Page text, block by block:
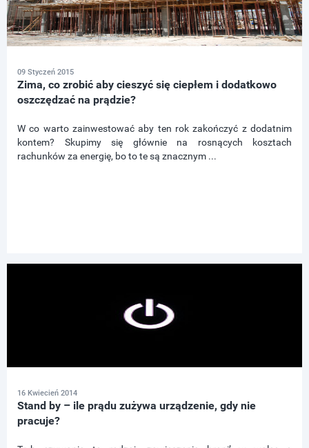
09 Styczeń 2015
Zima, co zrobić aby cieszyć się ciepłem i dodatkowo
oszczędzać na prądzie?
W co warto zainwestować aby ten rok zakończyć z dodatnim
kontem? Skupimy się głównie na rosnących kosztach
rachunków za energię, bo to te są znacznym ...
16 Kwiecień 2014
Stand by – ile prądu zużywa urządzenie, gdy nie
pracuje?